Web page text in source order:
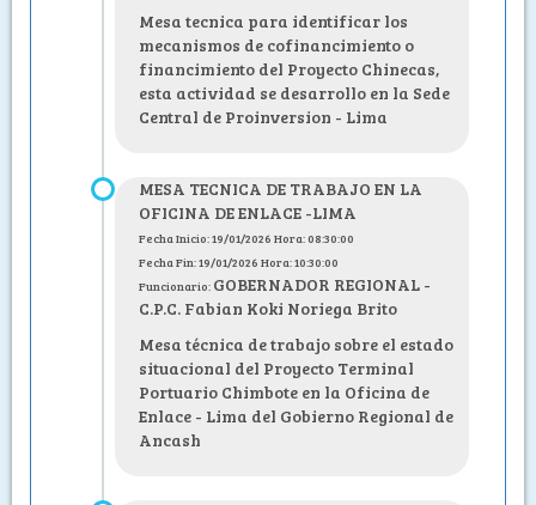
Mesa tecnica para identificar los
mecanismos de cofinancimiento o
financimiento del Proyecto Chinecas,
esta actividad se desarrollo en la Sede
Central de Proinversion - Lima
MESA TECNICA DE TRABAJO EN LA
OFICINA DE ENLACE -LIMA
Fecha Inicio: 19/01/2026 Hora: 08:30:00
Fecha Fin: 19/01/2026 Hora: 10:30:00
Funcionario: GOBERNADOR REGIONAL -
C.P.C. Fabian Koki Noriega Brito
Mesa técnica de trabajo sobre el estado
situacional del Proyecto Terminal
Portuario Chimbote en la Oficina de
Enlace - Lima del Gobierno Regional de
Ancash